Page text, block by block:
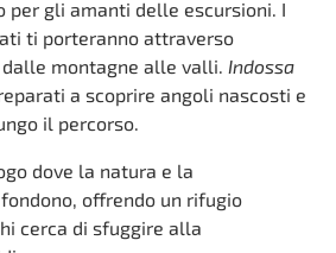
per gli amanti delle escursioni. I
ti porteranno attraverso
montagne alle valli. Indossa
a scoprire angoli nascosti e
il percorso.
dove la natura e la
offrendo un rifugio
cerca di sfuggire alla